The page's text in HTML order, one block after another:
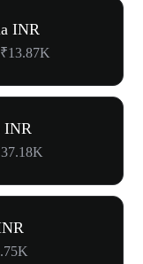
INR
INR